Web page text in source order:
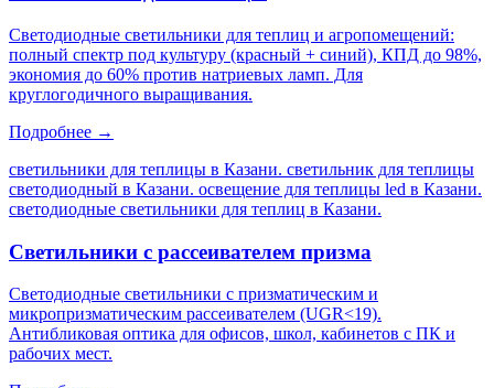
Светодиодные светильники для теплиц и агропомещений:
полный спектр под культуру (красный + синий), КПД до 98%,
экономия до 60% против натриевых ламп. Для
круглогодичного выращивания.
Подробнее →
светильники для теплицы в Казани. светильник для теплицы
светодиодный в Казани. освещение для теплицы led в Казани.
светодиодные светильники для теплиц в Казани.
Светильники с рассеивателем призма
Светодиодные светильники с призматическим и
микропризматическим рассеивателем (UGR<19).
Антибликовая оптика для офисов, школ, кабинетов с ПК и
рабочих мест.